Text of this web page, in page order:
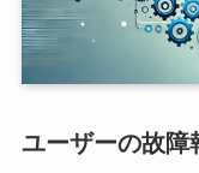
ユーザーの故障